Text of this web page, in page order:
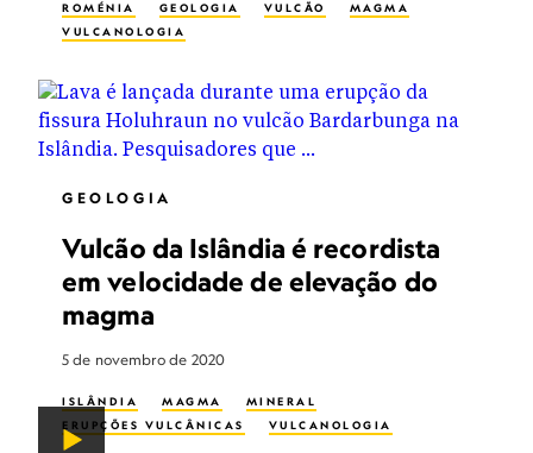
ROMÉNIA GEOLOGIA VULCÃO
MAGMA
VULCANOLOGIA
GEOLOGIA
Vulcão da Islândia é recordista
em velocidade de elevação do
magma
5 de novembro de 2020
ISLÂNDIA MAGMA
MINERAL
ERUPÇÕES VULCÂNICAS
VULCANOLOGIA